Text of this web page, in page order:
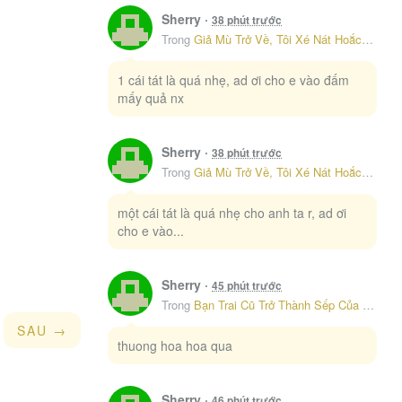
SAU →
Thiên Kim Thật
Thú nhân
Thú Thế
Thừa kế gia sản
Thuần hóa
Tình cảm
Toàn Năng
Tổng Tài Trả thù
Tranh sủng
Trinh Thám
Truyện ngắn
Tu Tiên Tương Lai
Vả Mặt
Vai ác
Viễn Tưởng
Viễn Tưởng Phương Tây
Vô Hạn Lưu
Võ Thuật
Vườn trường
Xung hỉ
Xuyên Sách
Yêu Đương
Tôi Cứ Nghĩ Mình Trở Về Là Kết Thúc, Không Ngờ Thể Loại Thay Đổi Rồi!
7
Giả Mù Trở Về, Tôi Xé Nát Hoắc Gia
555 8
528
Tôi Cũng Muốn Làm Mợ Út
526
Sherry ·38 phút trước
TrongGiả Mù Trở Về, Tôi Xé Nát Hoắc Gia – Chap 46
1 cái tát là quá nhẹ, ad ơi cho e vào đấm
mấy quả nx
Sherry ·38 phút trước
TrongGiả Mù Trở Về, Tôi Xé Nát Hoắc Gia – Chap 46
một cái tát là quá nhẹ cho anh ta r, ad ơi
cho e vào...
Sherry ·45 phút trước
Trong Bạn Trai Cũ Trở Thành Sếp Của Tôi – Chap 4
thuong hoa hoa qua